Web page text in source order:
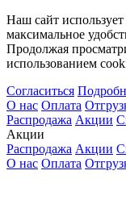
Наш сайт
максимальное
Продолжая
использованием
Согласиться
О нас Оплата
Распродажа Акции
Акции
Распродажа Акции
О нас Оплата